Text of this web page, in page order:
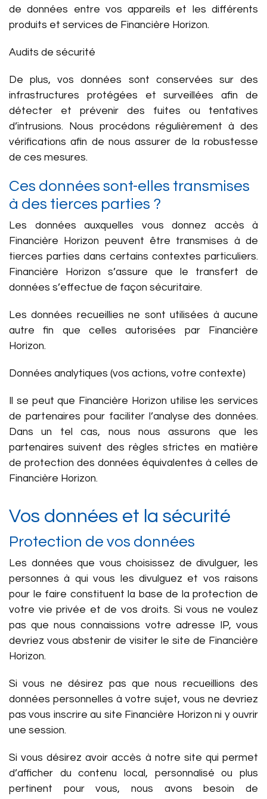
de données entre vos appareils et les différents
produits et services de Financière Horizon.
Audits de sécurité
De plus, vos données sont conservées sur des
infrastructures protégées et surveillées afin de
détecter et prévenir des fuites ou tentatives
d’intrusions. Nous procédons régulièrement à des
vérifications afin de nous assurer de la robustesse
de ces mesures.
Ces données sont-elles transmises
à des tierces parties ?
Les données auxquelles vous donnez accès à
Financière Horizon peuvent être transmises à de
tierces parties dans certains contextes particuliers.
Financière Horizon s’assure que le transfert de
données s’effectue de façon sécuritaire.
Les données recueillies ne sont utilisées à aucune
autre fin que celles autorisées par Financière
Horizon.
Données analytiques (vos actions, votre contexte)
Il se peut que Financière Horizon utilise les services
de partenaires pour faciliter l’analyse des données.
Dans un tel cas, nous nous assurons que les
partenaires suivent des règles strictes en matière
de protection des données équivalentes à celles de
Financière Horizon.
Vos données et la sécurité
Protection de vos données
Les données que vous choisissez de divulguer, les
personnes à qui vous les divulguez et vos raisons
pour le faire constituent la base de la protection de
votre vie privée et de vos droits. Si vous ne voulez
pas que nous connaissions votre adresse IP, vous
devriez vous abstenir de visiter le site de Financière
Horizon.
Si vous ne désirez pas que nous recueillions des
données personnelles à votre sujet, vous ne devriez
pas vous inscrire au site Financière Horizon ni y ouvrir
une session.
Si vous désirez avoir accès à notre site qui permet
d’afficher du contenu local, personnalisé ou plus
pertinent pour vous, nous avons besoin de